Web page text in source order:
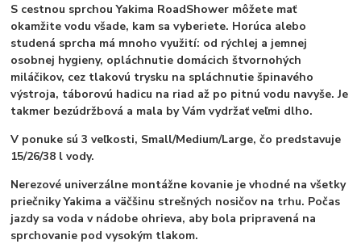
S cestnou sprchou Yakima RoadShower môžete mať
okamžite vodu všade, kam sa vyberiete. Horúca alebo
studená sprcha má mnoho využití: od rýchlej a jemnej
osobnej hygieny, opláchnutie domácich štvornohých
miláčikov, cez tlakovú trysku na spláchnutie špinavého
výstroja, táborovú hadicu na riad až po pitnú vodu navyše. Je
takmer bezúdržbová a mala by Vám vydržať veľmi dlho.
V ponuke sú 3 veľkosti, Small/Medium/Large, čo predstavuje
15/26/38 l vody.
Nerezové univerzálne montážne kovanie je vhodné na všetky
priečniky Yakima a väčšinu strešných nosičov na trhu. Počas
jazdy sa voda v nádobe ohrieva, aby bola pripravená na
sprchovanie pod vysokým tlakom.